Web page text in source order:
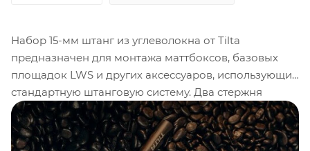
Набор 15-мм штанг из углеволокна от Tilta
предназначен для монтажа маттбоксов, базовых
площадок LWS и других аксессуаров, использующих
стандартную штанговую систему. Два стержня
длиной 20 см обеспечивают жёсткую и стабильную
основу для сборки кинооснастки, при этом почти не
увеличивая общий вес конструкции.